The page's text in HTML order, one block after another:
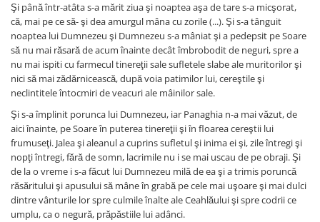
Şi până într-atâta s-a mărit ziua şi noaptea aşa de tare s-a micşorat,
că, mai pe ce să- şi dea amurgul mâna cu zorile (...). Şi s-a tânguit
noaptea lui Dumnezeu şi Dumnezeu s-a mâniat şi a pedepsit pe Soare
să nu mai răsară de acum înainte decât îmbrobodit de neguri, spre a
nu mai ispiti cu farmecul tinereţii sale sufletele slabe ale muritorilor şi
nici să mai zădărnicească, după voia patimilor lui, cereştile şi
neclintitele întocmiri de veacuri ale mâinilor sale.
Şi s-a împlinit porunca lui Dumnezeu, iar Panaghia n-a mai văzut, de
aici înainte, pe Soare în puterea tinereţii şi în floarea cereştii lui
frumuseţi. Jalea şi aleanul a cuprins sufletul şi inima ei şi, zile întregi şi
nopţi întregi, fără de somn, lacrimile nu i se mai uscau de pe obraji. Şi
de la o vreme i s-a făcut lui Dumnezeu milă de ea şi a trimis poruncă
răsăritului şi apusului să mâne în grabă pe cele mai uşoare şi mai dulci
dintre vânturile lor spre culmile înalte ale Ceahlăului şi spre codrii ce
umplu, ca o negură, prăpăstiile lui adânci.